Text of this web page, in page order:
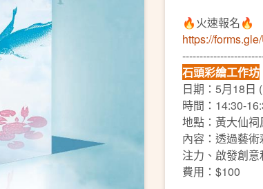
🔥火速報名🔥
https://
石頭彩繪工作坊
日期：5月18日
時間：14:30-
地點：黃大仙
內容：透過藝
注力、啟發創意
費用：$100